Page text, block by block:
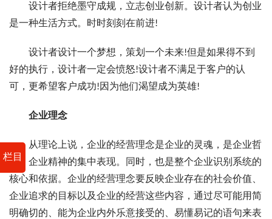
栏目
设计者拒绝墨守成规，立志创业创新。设计者认为创业
是一种生活方式。时时刻刻在前进!
设计者设计一个梦想，策划一个未来!但是如果得不到
好的执行，设计者一定会愤怒!设计者不满足于客户的认
可，更希望客户成功!因为他们渴望成为英雄!
企业理念
从理论上说，企业的经营理念是企业的灵魂，是企业哲
学、企业精神的集中表现。同时，也是整个企业识别系统的
核心和依据。企业的经营理念要反映企业存在的社会价值、
企业追求的目标以及企业的经营这些内容，通过尽可能用简
明确切的、能为企业内外乐意接受的、易懂易记的语句来表